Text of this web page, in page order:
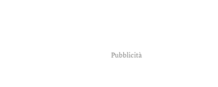
Pubblicità